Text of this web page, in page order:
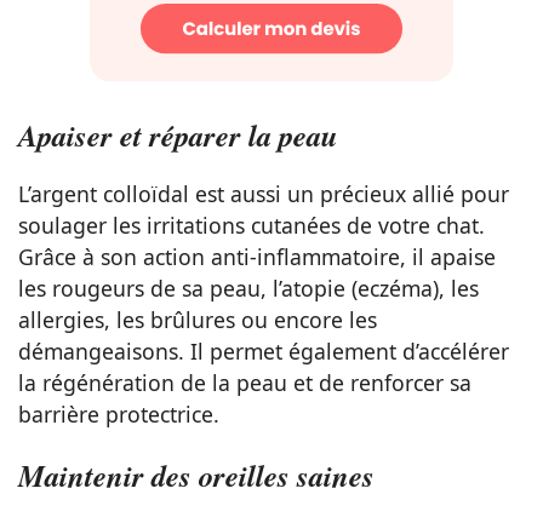
Apaiser et réparer la peau
L’argent colloïdal est aussi un précieux allié pour
soulager les irritations cutanées de votre chat.
Grâce à son action anti-inflammatoire, il apaise
les rougeurs de sa peau, l’atopie (eczéma), les
allergies, les brûlures ou encore les
démangeaisons. Il permet également d’accélérer
la régénération de la peau et de renforcer sa
barrière protectrice.
Maintenir des oreilles saines